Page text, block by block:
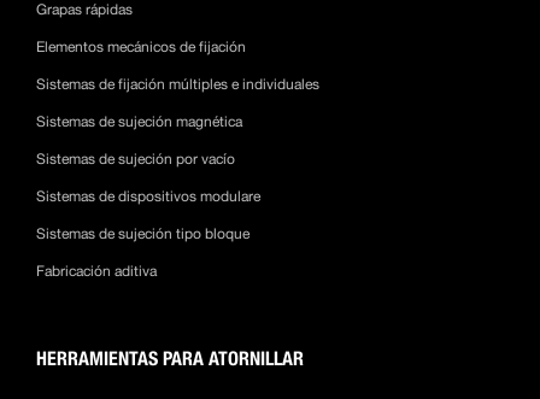
Grapas rápidas
Elementos mecánicos de fijación
Sistemas de fijación múltiples e individuales
Sistemas de sujeción magnética
Sistemas de sujeción por vacío
Sistemas de dispositivos modulare
Sistemas de sujeción tipo bloque
Fabricación aditiva
HERRAMIENTAS PARA ATORNILLAR